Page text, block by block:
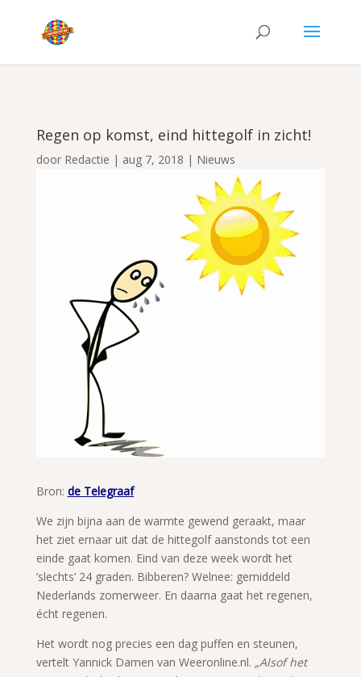
Regen op komst, eind hittegolf in zicht!
door Redactie | aug 7, 2018 | Nieuws
Bron: de Telegraaf
We zijn bijna aan de warmte gewend geraakt, maar
het ziet ernaar uit dat de hittegolf aanstonds tot een
einde gaat komen. Eind van deze week wordt het
’slechts’ 24 graden. Bibberen? Welnee: gemiddeld
Nederlands zomerweer. En daarna gaat het regenen,
écht regenen.
Het wordt nog precies een dag puffen en steunen,
vertelt Yannick Damen van Weeronline.nl. „Alsof het